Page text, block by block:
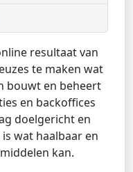
resultaat van
te maken wat
bouwt en beheert
en backoffices
doelgericht en
wat haalbaar en
kan.